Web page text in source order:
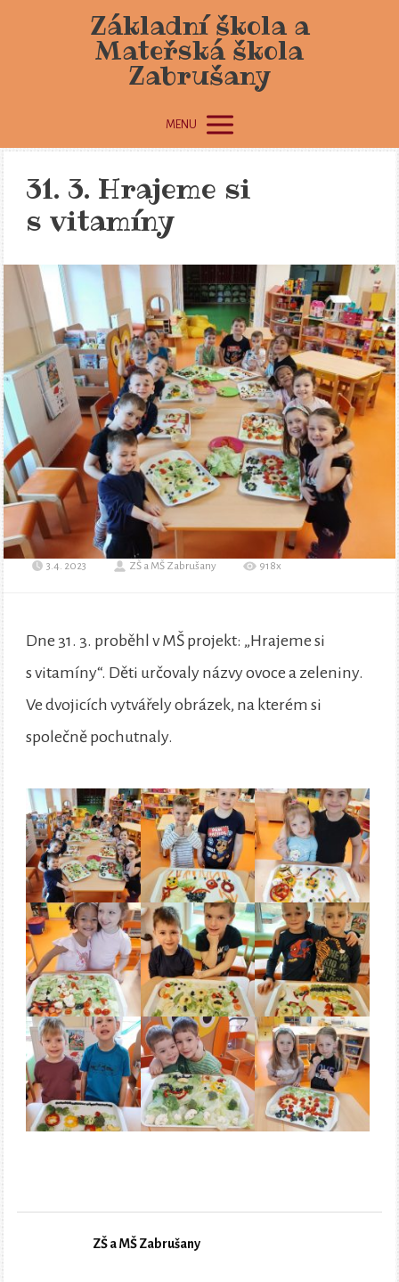
Základní škola a
Mateřská škola
Zabrušany
MENU
31. 3. Hrajeme si
s vitamíny
3.4. 2023 ZŠ a MŠ Zabrušany 918x
Dne 31. 3. proběhl v MŠ projekt: „Hrajeme si
s vitamíny“. Děti určovaly názvy ovoce a zeleniny.
Ve dvojicích vytvářely obrázek, na kterém si
společně pochutnaly.
ZŠ a MŠ Zabrušany